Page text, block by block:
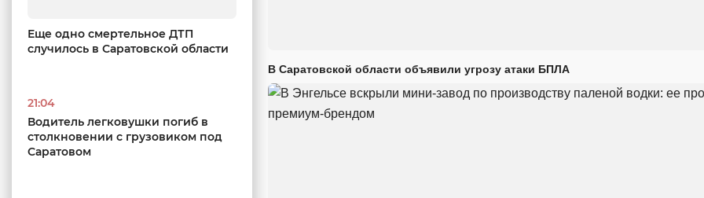
Еще одно смертельное ДТП
случилось в Саратовской области
21:04
Водитель легковушки погиб в
столкновении с грузовиком под
Саратовом
В Саратовской области объявили угрозу атаки БПЛА